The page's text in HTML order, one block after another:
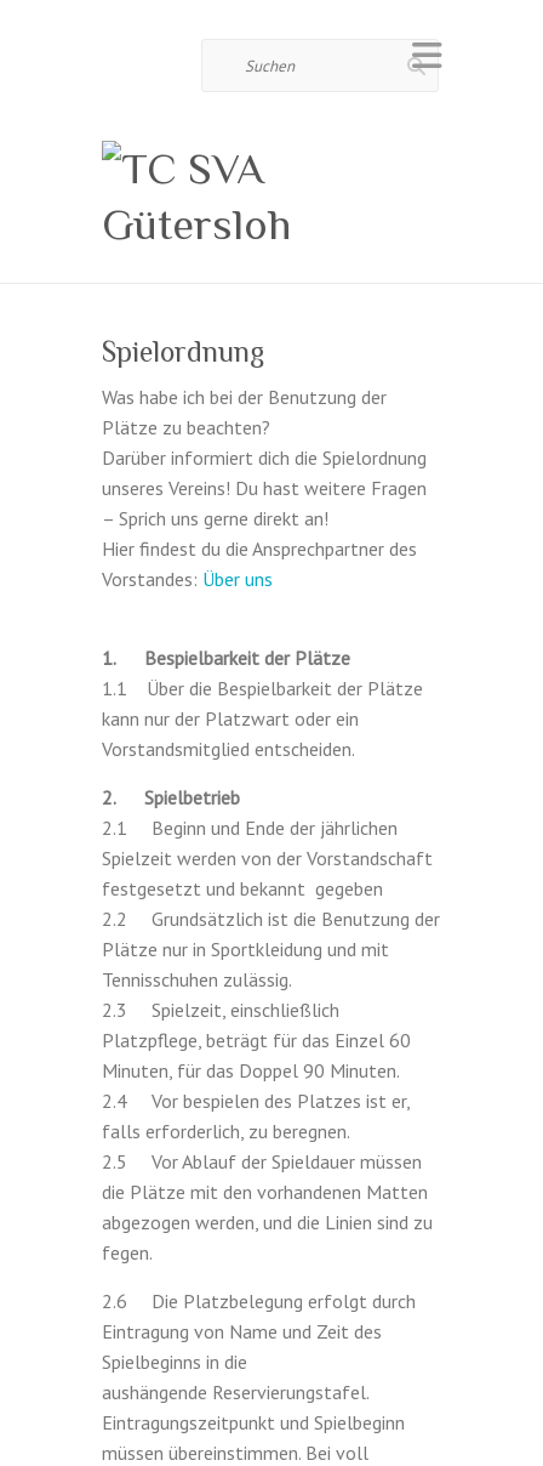
Spielordnung
Was habe ich bei der Benutzung der
Plätze zu beachten?
Darüber informiert dich die Spielordnung
unseres Vereins! Du hast weitere Fragen
– Sprich uns gerne direkt an!
Hier findest du die Ansprechpartner des
Vorstandes: Über uns
1. Bespielbarkeit der Plätze
1.1 Über die Bespielbarkeit der Plätze
kann nur der Platzwart oder ein
Vorstandsmitglied entscheiden.
2. Spielbetrieb
2.1 Beginn und Ende der jährlichen
Spielzeit werden von der Vorstandschaft
festgesetzt und bekannt gegeben
2.2 Grundsätzlich ist die Benutzung der
Plätze nur in Sportkleidung und mit
Tennisschuhen zulässig.
2.3 Spielzeit, einschließlich
Platzpflege, beträgt für das Einzel 60
Minuten, für das Doppel 90 Minuten.
2.4 Vor bespielen des Platzes ist er,
falls erforderlich, zu beregnen.
2.5 Vor Ablauf der Spieldauer müssen
die Plätze mit den vorhandenen Matten
abgezogen werden, und die Linien sind zu
fegen.
2.6 Die Platzbelegung erfolgt durch
Eintragung von Name und Zeit des
Spielbeginns in die
aushängende Reservierungstafel.
Eintragungszeitpunkt und Spielbeginn
müssen übereinstimmen. Bei voll